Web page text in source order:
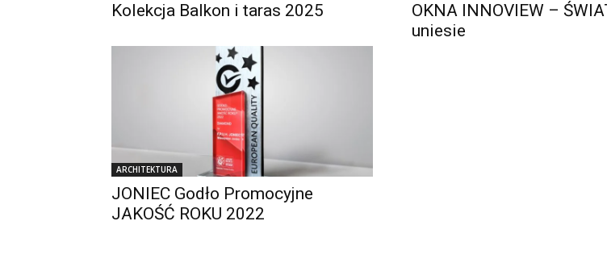
Kolekcja Balkon i taras 2025
OKNA INNOVIEW –
uniesie
ARCHITEKTURA
JONIEC Godło Promocyjne
JAKOŚĆ ROKU 2022